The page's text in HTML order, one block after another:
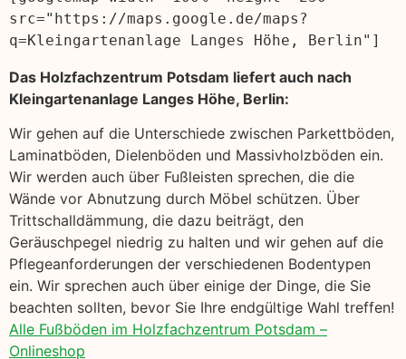
src="https://maps.google.de/maps?
q=Kleingartenanlage Langes Höhe, Berlin"]
Das Holzfachzentrum Potsdam liefert auch nach
Kleingartenanlage Langes Höhe, Berlin:
Wir gehen auf die Unterschiede zwischen Parkettböden,
Laminatböden, Dielenböden und Massivholzböden ein.
Wir werden auch über Fußleisten sprechen, die die
Wände vor Abnutzung durch Möbel schützen. Über
Trittschalldämmung, die dazu beiträgt, den
Geräuschpegel niedrig zu halten und wir gehen auf die
Pflegeanforderungen der verschiedenen Bodentypen
ein. Wir sprechen auch über einige der Dinge, die Sie
beachten sollten, bevor Sie Ihre endgültige Wahl treffen!
Alle Fußböden im Holzfachzentrum Potsdam –
Onlineshop